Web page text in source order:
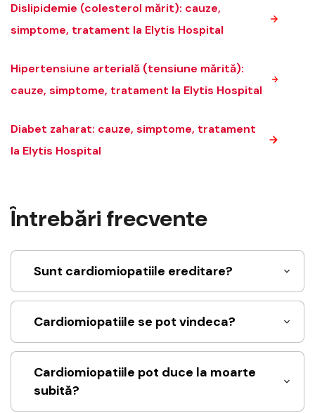
Dislipidemie (colesterol mărit): cauze,
simptome, tratament la Elytis Hospital
Hipertensiune arterială (tensiune mărită):
cauze, simptome, tratament la Elytis Hospital
Diabet zaharat: cauze, simptome, tratament
la Elytis Hospital
Întrebări frecvente
Sunt cardiomiopatiile ereditare?
Cardiomiopatiile se pot vindeca?
Cardiomiopatiile pot duce la moarte
subită?